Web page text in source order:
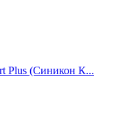
Plus (Синикон К...